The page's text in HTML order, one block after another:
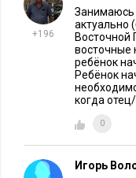
наследников может
самостоятельного
способность
Executive.ru:
наследников,
нашего
+196
Занимаюсь
актуально
Восточной
восточные
ребёнок
Ребёнок
когда
0
Игорь